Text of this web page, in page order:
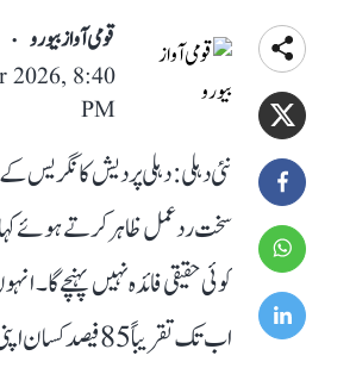
قومی آواز بیورو
2026, 8:40
PM
نئی دہلی: دہلی پردیش کانگریس
سخت ردعمل ظاہر کرتے ہوئے کہا
کوئی حقیقی فائدہ نہیں پہنچے گا۔
اب تک تقریباً 85 فیصد کسان اپنی گندم کی فصل فروخت کر چکے ہیں۔